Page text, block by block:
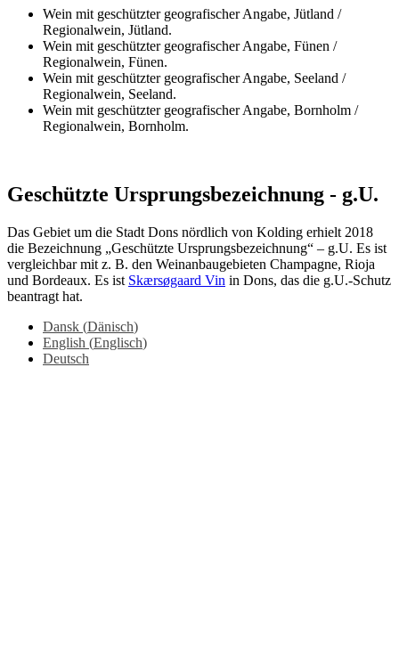
Wein mit geschützter geografischer Angabe, Jütland /
Regionalwein, Jütland.
Wein mit geschützter geografischer Angabe, Fünen /
Regionalwein, Fünen.
Wein mit geschützter geografischer Angabe, Seeland /
Regionalwein, Seeland.
Wein mit geschützter geografischer Angabe, Bornholm /
Regionalwein, Bornholm.
Geschützte Ursprungsbezeichnung - g.U.
Das Gebiet um die Stadt Dons nördlich von Kolding erhielt 2018
die Bezeichnung „Geschützte Ursprungsbezeichnung“ – g.U. Es ist
vergleichbar mit z. B. den Weinanbaugebieten Champagne, Rioja
und Bordeaux. Es ist Skærsøgaard Vin in Dons, das die g.U.-Schutz
beantragt hat.
Dansk (Dänisch)
English (Englisch)
Deutsch